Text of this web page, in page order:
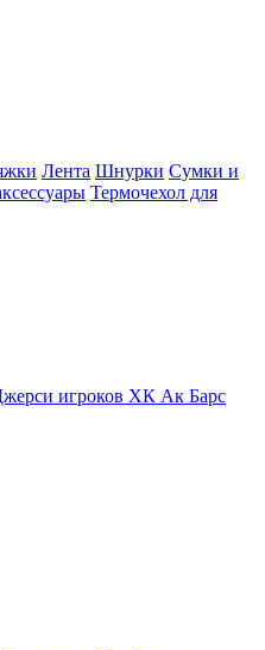
Лента Шнурки Сумки и
Термочехол для
игроков ХК Ак Барс